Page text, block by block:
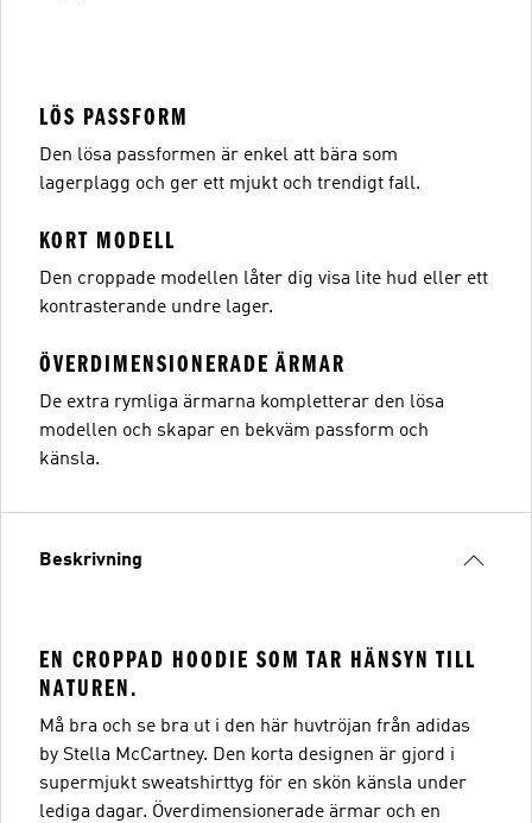
LÖS PASSFORM
Den lösa passformen är enkel att bära som
lagerplagg och ger ett mjukt och trendigt fall.
KORT MODELL
Den croppade modellen låter dig visa lite hud eller ett
kontrasterande undre lager.
ÖVERDIMENSIONERADE ÄRMAR
De extra rymliga ärmarna kompletterar den lösa
modellen och skapar en bekväm passform och
känsla.
Beskrivning
EN CROPPAD HOODIE SOM TAR HÄNSYN TILL
NATUREN.
Må bra och se bra ut i den här huvtröjan från adidas
by Stella McCartney. Den korta designen är gjord i
supermjukt sweatshirttyg för en skön känsla under
lediga dagar. Överdimensionerade ärmar och en